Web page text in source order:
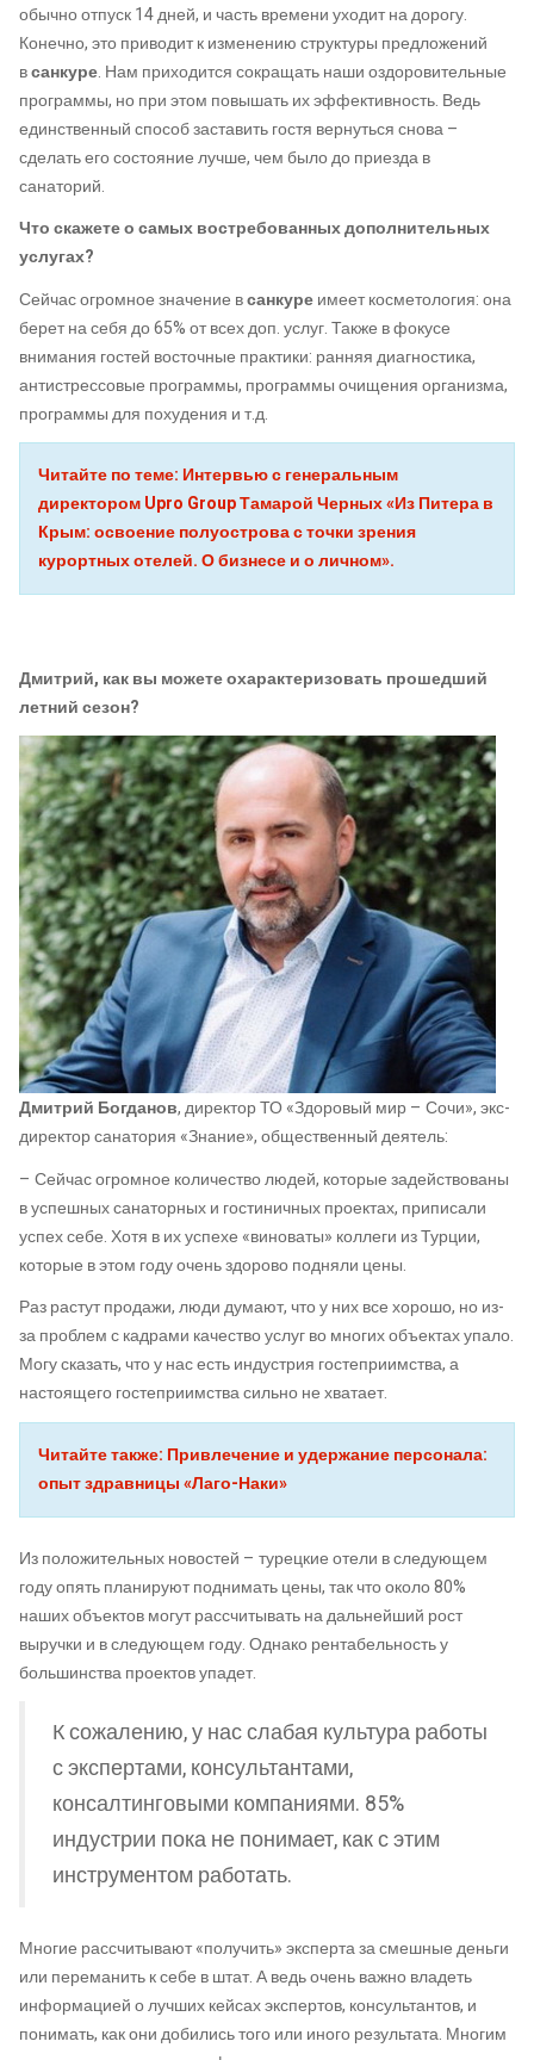
обычно отпуск 14 дней, и часть времени уходит на дорогу.
Конечно, это приводит к изменению структуры предложений
всанкуре. Нам приходится сокращать наши оздоровительные
программы, но при этом повышать их эффективность. Ведь
единственный способ заставить гостя вернуться снова –
сделать его состояние лучше, чем было до приезда в
санаторий.
Что скажете о самых востребованных дополнительных
услугах?
Сейчас огромное значение всанкуреимеет косметология: она
берет на себя до 65% от всех доп. услуг. Также в фокусе
внимания гостей восточные практики: ранняя диагностика,
антистрессовые программы, программы очищения организма,
программы для похудения и т.д.
Читайте по теме: Интервью с генеральным
директором Upro Group Тамарой Черных «Из Питера в
Крым: освоение полуострова с точки зрения
курортных отелей. О бизнесе и о личном».
Дмитрий, как вы можете охарактеризовать прошедший
летний сезон?
Дмитрий Богданов, директор ТО «Здоровый мир – Сочи», экс-
директор санатория «Знание», общественный деятель:
– Сейчас огромное количество людей, которые задействованы
в успешных санаторных и гостиничных проектах, приписали
успех себе. Хотя в их успехе «виноваты» коллеги из Турции,
которые в этом году очень здорово подняли цены.
Раз растут продажи, люди думают, что у них все хорошо, но из-
за проблем с кадрами качество услуг во многих объектах упало.
Могу сказать, что у нас есть индустрия гостеприимства, а
настоящего гостеприимства сильно не хватает.
Читайте также: Привлечение и удержание персонала:
опыт здравницы «Лаго-Наки»
Из положительных новостей – турецкие отели в следующем
году опять планируют поднимать цены, так что около 80%
наших объектов могут рассчитывать на дальнейший рост
выручки и в следующем году. Однако рентабельность у
большинства проектов упадет.
К сожалению, у нас слабая культура работы
с экспертами, консультантами,
консалтинговыми компаниями. 85%
индустрии пока не понимает, как с этим
инструментом работать.
Многие рассчитывают «получить» эксперта за смешные деньги
или переманить к себе в штат. А ведь очень важно владеть
информацией о лучших кейсах экспертов, консультантов, и
понимать, как они добились того или иного результата. Многим